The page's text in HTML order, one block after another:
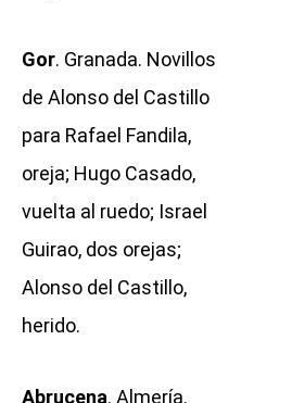
Gor. Granada. Novillos
de Alonso del Castillo
para Rafael Fandila,
oreja; Hugo Casado,
vuelta al ruedo; Israel
Guirao, dos orejas;
Alonso del Castillo,
herido.
Abrucena. Almería.